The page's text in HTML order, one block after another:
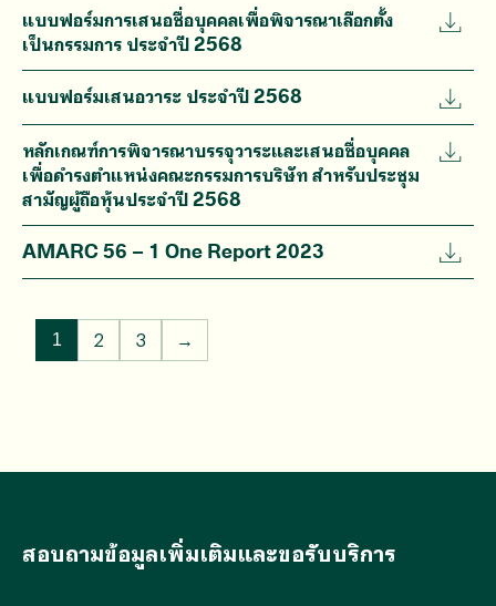
แบบฟอร์มการเสนอชื่อบุคคลเพื่อพิจารณาเลือกตั้ง
เป็นกรรมการ ประจำปี 2568
แบบฟอร์มเสนอวาระ ประจำปี 2568
หลักเกณฑ์การพิจารณาบรรจุวาระและเสนอชื่อบุคคล
เพื่อดำรงตำแหน่งคณะกรรมการบริษัท สำหรับประชุม
สามัญผู้ถือหุ้นประจำปี 2568
AMARC 56 – 1 One Report 2023
1 2 3 →
สอบถามข้อมูลเพิ่มเติมและขอรับบริการ